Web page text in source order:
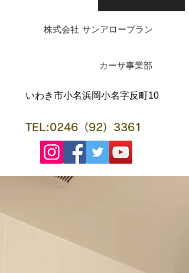
株式会社 サンアロープラン
​カーサ事業部
​いわき市小名浜岡小名字反町10
TEL:0246（92）3361